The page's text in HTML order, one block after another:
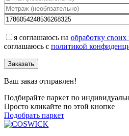
я соглашаюсь на обработку
соглашаюсь с политикой
Заказать
Ваш заказ отправлен!
Подбирайте паркет по
Просто кликайте по этой кнопке
Подобрать паркет